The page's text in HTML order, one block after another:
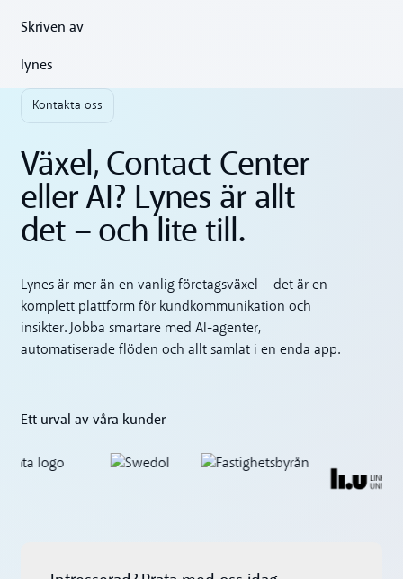
Skriven av
lynes
Kontakta oss
Växel, Contact Center
eller AI? Lynes är allt
det – och lite till.
Lynes är mer än en vanlig företagsväxel – det är en
komplett plattform för kundkommunikation och
insikter. Jobba smartare med AI-agenter,
automatiserade flöden och allt samlat i en enda app.
Ett urval av våra kunder